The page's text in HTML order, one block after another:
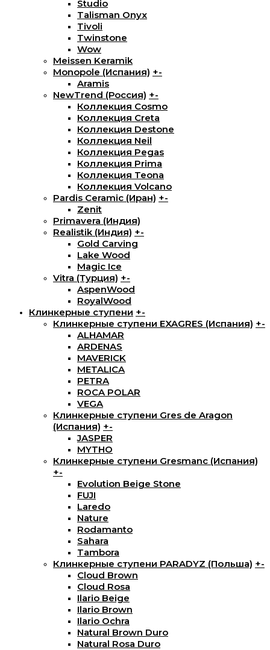
Studio
Talisman Onyx
Tivoli
Twinstone
Wow
Meissen Keramik
Monopole (Испания) +-
Aramis
NewTrend (Россия) +-
Коллекция Cosmo
Коллекция Creta
Коллекция Destone
Коллекция Neil
Коллекция Pegas
Коллекция Prima
Коллекция Teona
Коллекция Volcano
Pardis Ceramic (Иран) +-
Zenit
Primavera (Индия)
Realistik (Индия) +-
Gold Carving
Lake Wood
Magic Ice
Vitra (Турция) +-
AspenWood
RoyalWood
Клинкерные ступени +-
Клинкерные ступени EXAGRES (Испания) +-
ALHAMAR
ARDENAS
MAVERICK
METALICA
PETRA
ROCA POLAR
VEGA
Клинкерные ступени Gres de Aragon
(Испания) +-
JASPER
MYTHO
Клинкерные ступени Gresmanc (Испания)
+-
Evolution Beige Stone
FUJI
Laredo
Nature
Rodamanto
Sahara
Tambora
Клинкерные ступени PARADYZ (Польша) +-
Cloud Brown
Cloud Rosa
Ilario Beige
Ilario Brown
Ilario Ochra
Natural Brown Duro
Natural Rosa Duro